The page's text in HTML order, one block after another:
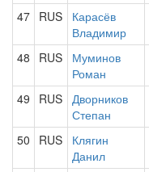
47 RUS
Карасёв
Владимир
48 RUS
Муминов
Роман
49 RUS Дворников
Степан
50 RUS
Клягин
Данил